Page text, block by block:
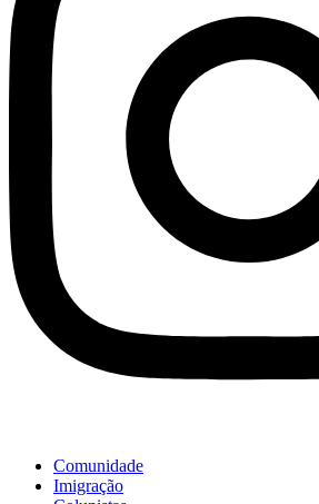
Comunidade
Imigração